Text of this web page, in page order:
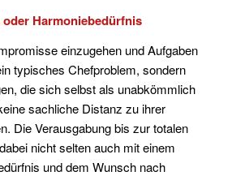
Harmoniebedürfnis
einzugehen und Aufgaben
typisches Chefproblem, sondern
die sich selbst als unabkömmlich
sachliche Distanz zu ihrer
Die Verausgabung bis zur totalen
nicht selten auch mit einem
und dem Wunsch nach